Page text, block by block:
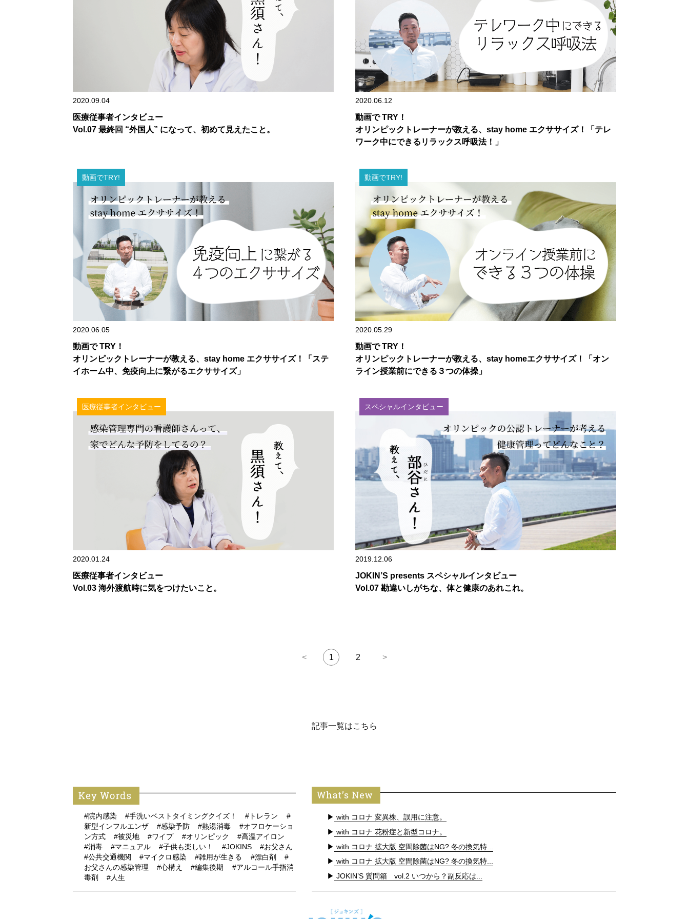
2020.09.04
医療従事者インタビュー
Vol.07 最終回 “外国人” になって、初めて見えたこと。
2020.06.12
動画で TRY！
オリンピックトレーナーが教える、stay home エクササイズ！「テレ
ワーク中にできるリラックス呼吸法！」
動画でTRY!
2020.06.05
動画で TRY！
オリンピックトレーナーが教える、stay home エクササイズ！「ステ
イホーム中、免疫向上に繋がるエクササイズ」
動画でTRY!
2020.05.29
動画で TRY！
オリンピックトレーナーが教える、stay homeエクササイズ！「オン
ライン授業前にできる３つの体操」
医療従事者インタビュー
2020.01.24
医療従事者インタビュー
Vol.03 海外渡航時に気をつけたいこと。
スペシャルインタビュー
2019.12.06
JOKIN’S presents スペシャルインタビュー
Vol.07 勘違いしがちな、体と健康のあれこれ。
< 1 2 >
記事一覧はこちら
#院内感染 #手洗いベストタイミングクイズ！ #トレラン
#
新型インフルエンザ
#感染予防 #熱湯消毒
#オフロケーショ
ン方式
#被災地 #ワイプ #オリンピック
#高温アイロン
#消毒
#マニュアル #子供も楽しい！ #JOKINS
#お父さん
#公共交通機関
#マイクロ感染 #雑用が生きる #漂白剤
#
お父さんの感染管理
#心構え #編集後期
#アルコール手指消
毒剤
#人生
▶ with コロナ 変異株、誤用に注意。
▶ with コロナ 花粉症と新型コロナ。
▶ with コロナ 拡大版 空間除菌はNG? 冬の換気特...
▶ with コロナ 拡大版 空間除菌はNG? 冬の換気特...
▶ JOKIN’S 質問箱 vol.2 いつから？副反応は...